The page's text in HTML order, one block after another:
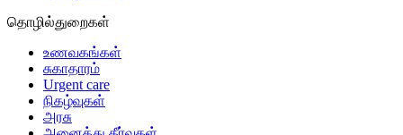
தொழில்துறைகள்
உணவகங்கள்
சுகாதாரம்
Urgent care
நிகழ்வுகள்
அரசு